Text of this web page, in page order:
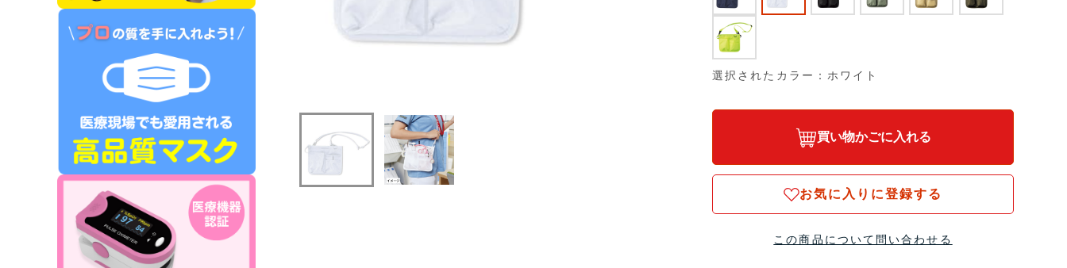
選択されたカラー：ホワイト
買い物かごに入れる
お気に入りに登録する
この商品について問い合わせる